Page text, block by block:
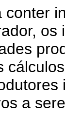
conter
a